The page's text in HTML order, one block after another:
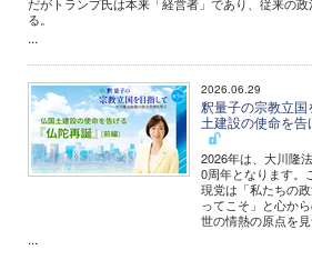
る。
...
2026.06.29
釈量子の宗教立
土建設の使命を
2026年は、大川隆
0周年となります。
現党は「私たちの
ってこそ」と心か
世の情熱の原点を
...